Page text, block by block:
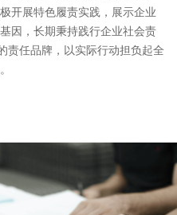
开展特色履责实践，展示企业
因，长期秉持践行企业社会责
责任品牌，以实际行动担负起全